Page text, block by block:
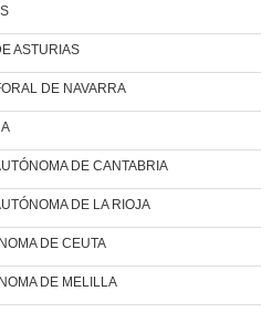
ASTURIAS
DE NAVARRA
DE CANTABRIA
DE LA RIOJA
DE CEUTA
DE MELILLA